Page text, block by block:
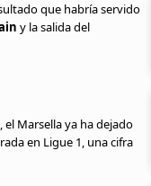
que habría servido
y la salida del
Marsella ya ha dejado
en Ligue 1, una cifra